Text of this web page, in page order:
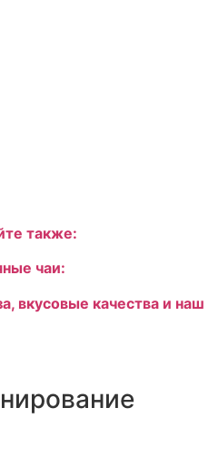
также:
чаи:
вкусовые качества и наш